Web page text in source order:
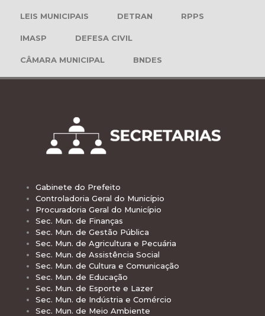
LEIS MUNICIPAIS DETRAN RPPS
IMASP DEFESA CIVIL
CÂMARA MUNICIPAL BNDES
Gabinete do Prefeito
Controladoria Geral do Município
Procuradoria Geral do Município
Sec. Mun. de Finanças
Sec. Mun. de Gestão Pública
Sec. Mun. de Agricultura e Pecuária
Sec. Mun. de Assistência Social
Sec. Mun. de Cultura e Comunicação
Sec. Mun. de Educação
Sec. Mun. de Esporte e Lazer
Sec. Mun. de Indústria e Comércio
Sec. Mun. de Meio Ambiente